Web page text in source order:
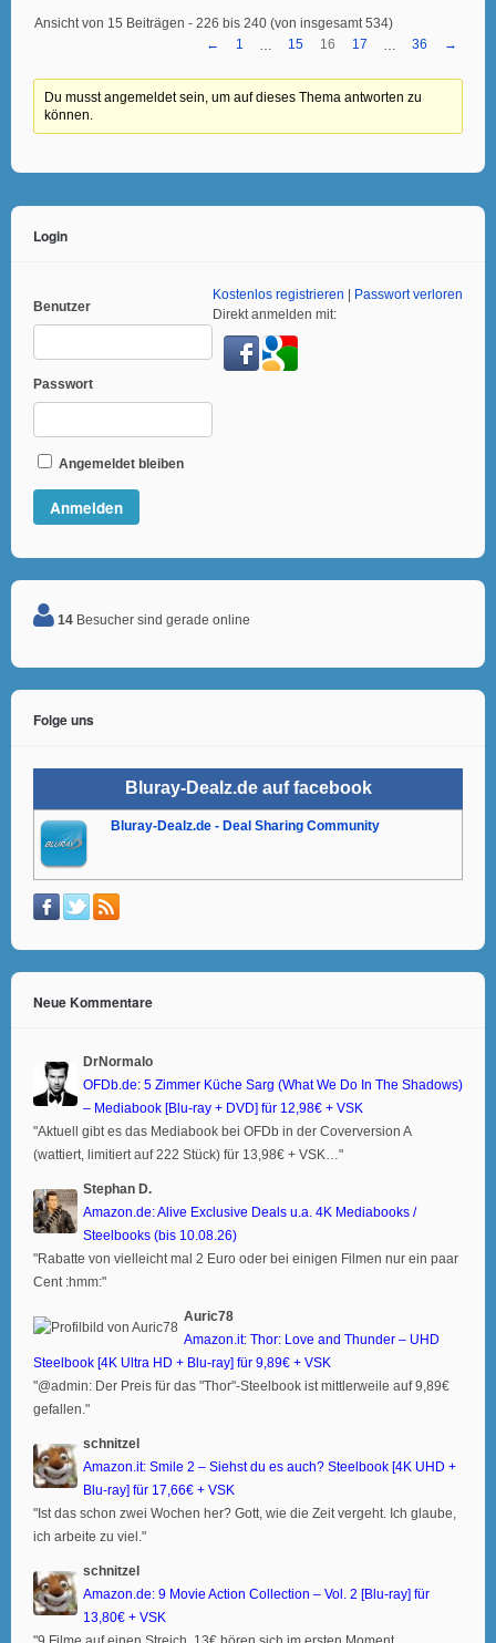
Ansicht von 15 Beiträgen - 226 bis 240 (von insgesamt 534)
←
1 … 15 16 17 … 36 →
Du musst angemeldet sein, um auf dieses Thema antworten zu
können.
Login
Benutzer
Passwort
Angemeldet bleiben
Kostenlos registrieren
Passwort verloren
Direkt anmelden mit:
14 Besucher sind gerade online
Folge uns
Bluray-Dealz.de auf facebook
Bluray-Dealz.de - Deal Sharing Community
Neue Kommentare
DrNormalo
OFDb.de: 5 Zimmer Küche Sarg (What We Do In The Shadows)
– Mediabook [Blu-ray + DVD] für 12,98€ + VSK
"Aktuell gibt es das Mediabook bei OFDb in der Coverversion A
(wattiert, limitiert auf 222 Stück) für 13,98€ + VSK…"
Stephan D.
Amazon.de: Alive Exclusive Deals u.a. 4K Mediabooks /
Steelbooks (bis 10.08.26)
"Rabatte von vielleicht mal 2 Euro oder bei einigen Filmen nur ein paar
Cent :hmm:"
Auric78
Amazon.it: Thor: Love and Thunder – UHD
Steelbook [4K Ultra HD + Blu-ray] für 9,89€ + VSK
"@admin: Der Preis für das "Thor"-Steelbook ist mittlerweile auf 9,89€
gefallen."
schnitzel
Amazon.it: Smile 2 – Siehst du es auch? Steelbook [4K UHD +
Blu-ray] für 17,66€ + VSK
"Ist das schon zwei Wochen her? Gott, wie die Zeit vergeht. Ich glaube,
ich arbeite zu viel."
schnitzel
Amazon.de: 9 Movie Action Collection – Vol. 2 [Blu-ray] für
13,80€ + VSK